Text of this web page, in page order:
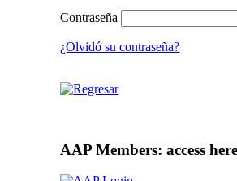
Contraseña
¿Olvidó su contraseña?
AAP Members: access here